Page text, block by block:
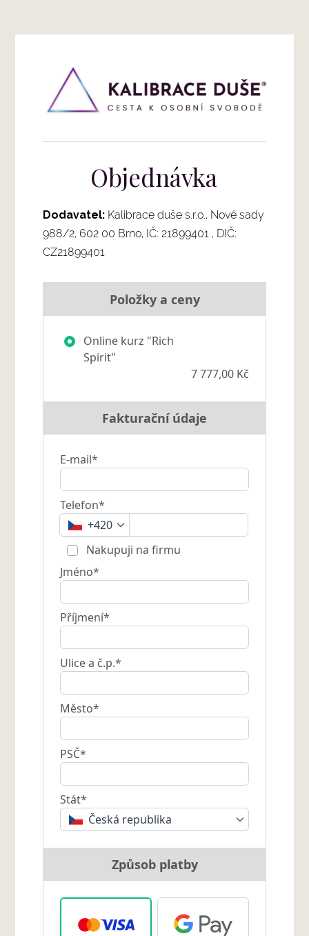
Objednávka
Dodavatel: Kalibrace duše s.r.o., Nové sady
988/2, 602 00 Brno, IČ: 21899401 , DIČ:
CZ21899401
Položky a ceny
Online kurz "Rich
Spirit"
7 777,00 Kč
Fakturační údaje
E-mail*
Telefon*
+420
Nakupuji na firmu
Jméno*
Příjmení*
Ulice a č.p.*
Město*
PSČ*
Stát*
Česká republika
Způsob platby